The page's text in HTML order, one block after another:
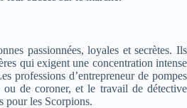
passionnées, loyales et secrètes. Ils
qui exigent une concentration intense
professions d’entrepreneur de pompes
ou de coroner, et le travail de détective
pour les Scorpions.